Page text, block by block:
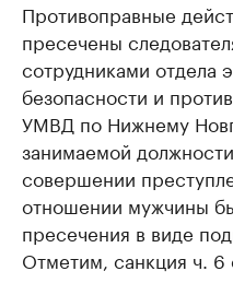
Противоправные
пресечены
сотрудниками отдела
безопасности и
УМВД по Нижнему
занимаемой
совершении
отношении мужчины
пресечения в виде
Отметим, санкция ч.